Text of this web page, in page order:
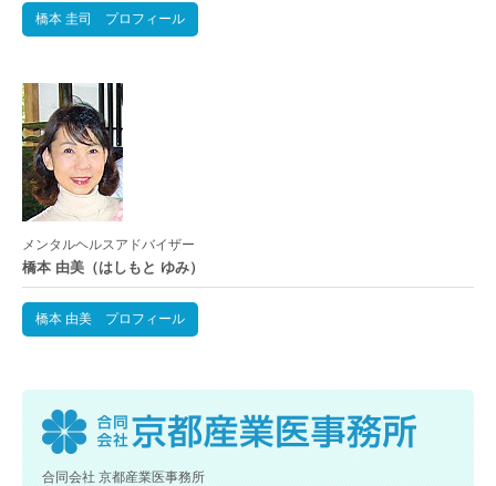
橋本 圭司 プロフィール
メンタルヘルスアドバイザー
橋本 由美（はしもと ゆみ）
橋本 由美 プロフィール
合同会社 京都産業医事務所